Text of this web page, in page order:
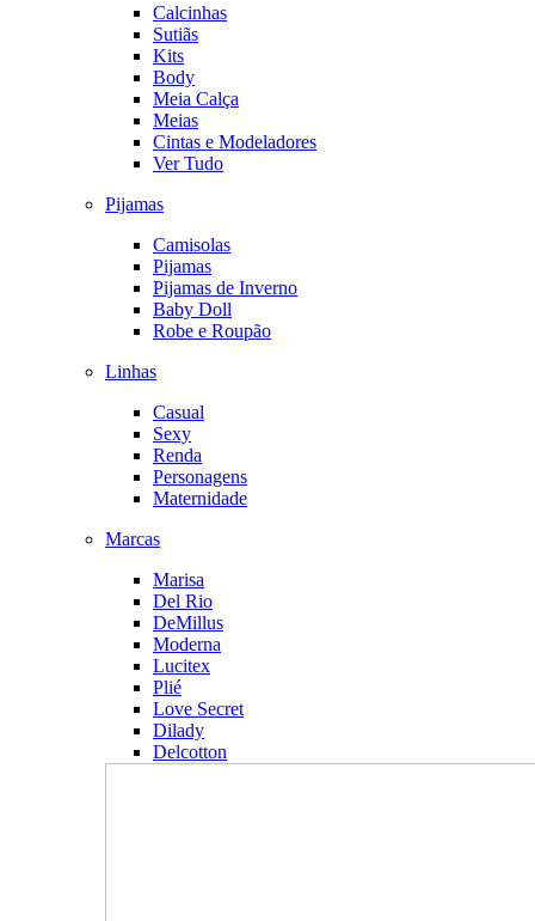
Calcinhas
Sutiãs
Kits
Body
Meia Calça
Meias
Cintas e Modeladores
Ver Tudo
Pijamas
Camisolas
Pijamas
Pijamas de Inverno
Baby Doll
Robe e Roupão
Linhas
Casual
Sexy
Renda
Personagens
Maternidade
Marcas
Marisa
Del Rio
DeMillus
Moderna
Lucitex
Plié
Love Secret
Dilady
Delcotton